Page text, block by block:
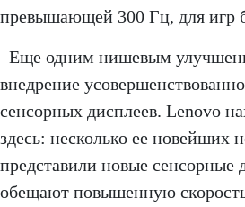
превышающей 300 Гц, для игр
Еще одним нишевым
внедрение
сенсорных дисплеев. Lenovo
здесь: несколько ее новейших
представили новые сенсорные
обещают повышенную